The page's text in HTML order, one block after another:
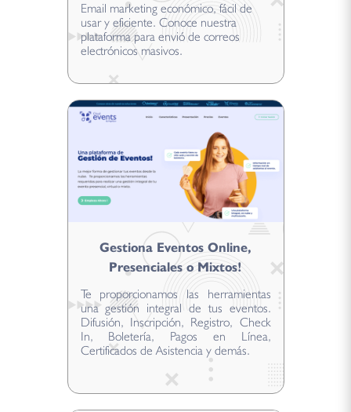
Email marketing económico, fácil de
usar y eficiente. Conoce nuestra
plataforma para envió de correos
electrónicos masivos.
Gestiona Eventos Online,
Presenciales o Mixtos!
Te proporcionamos las herramientas
una gestión integral de tus eventos.
Difusión, Inscripción, Registro, Check
In, Boletería, Pagos en Línea,
Certificados de Asistencia y demás.